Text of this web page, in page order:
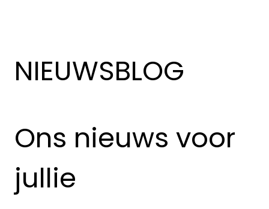
NIEUWSBLOG
Ons nieuws voor
jullie